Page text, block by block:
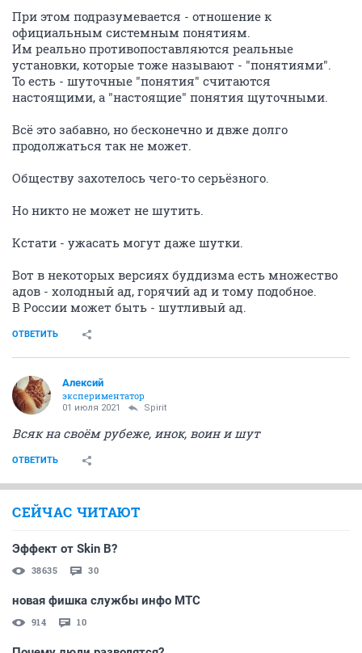
При этом подразумевается - отношение к
официальным системным понятиям.
Им реально противопоставляются реальные
установки, которые тоже называют - "понятиями".
То есть - шуточные "понятия" считаются
настоящими, а "настоящие" понятия щуточными.
Всё это забавно, но бесконечно и двже долго
продолжаться так не может.
Обществу захотелось чего-то серьёзного.
Но никто не может не шутить.
Кстати - ужасать могут даже шутки.
Вот в некоторых версиях буддизма есть множество
адов - холодный ад, горячий ад и тому подобное.
В России может быть - шутливый ад.
ОТВЕТИТЬ
Алексий
экспериментатор
01 июля 2021 Spirit
Всяк на своём рубеже, инок, воин и шут
ОТВЕТИТЬ
СЕЙЧАС ЧИТАЮТ
Эффект от Skin B?
38635 30
новая фишка службы инфо МТС
914 10